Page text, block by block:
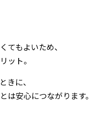
てもよいため、
ット。
きに、
は安心につながります。